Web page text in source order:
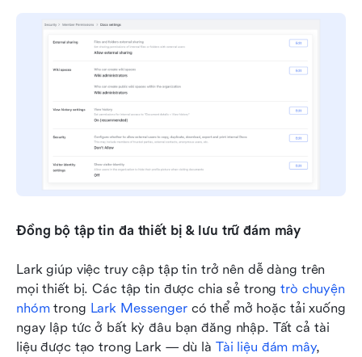
Đồng bộ tập tin đa thiết bị & lưu trữ đám mây
Lark giúp việc truy cập tập tin trở nên dễ dàng trên
mọi thiết bị. Các tập tin được chia sẻ trong trò chuyện
nhóm trong Lark Messenger có thể mở hoặc tải xuống
ngay lập tức ở bất kỳ đâu bạn đăng nhập. Tất cả tài
liệu được tạo trong Lark — dù là Tài liệu đám mây,